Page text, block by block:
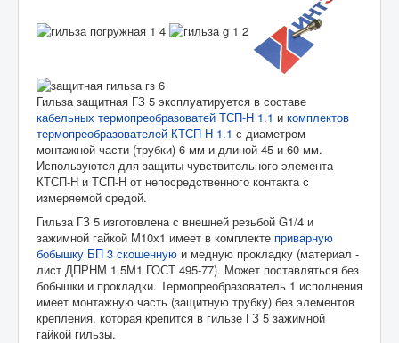
Гильзы защитные
Гильза защитная ГЗ 5 эксплуатируется в составе
кабельных термопреобразоватей ТСП-Н 1.1 и комплектов
термопреобразователей КТСП-Н 1.1 с диаметром
монтажной части (трубки) 6 мм и длиной 45 и 60 мм.
Используются для защиты чувствительного элемента
КТСП-Н и ТСП-Н от непосредственного контакта с
измеряемой средой.
Гильза ГЗ 5 изготовлена с внешней резьбой G1/4 и
зажимной гайкой М10х1 имеет в комплекте приварную
бобышку БП 3 скошенную и медную прокладку (материал -
лист ДПРНМ 1.5М1 ГОСТ 495-77). Может поставляться без
бобышки и прокладки. Термопреобразователь 1 исполнения
имеет монтажную часть (защитную трубку) без элементов
крепления, которая крепится в гильзе ГЗ 5 зажимной
гайкой гильзы.